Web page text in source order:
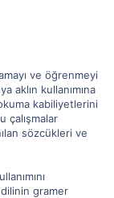
ve öğrenmeyi
aklın kullanımına
kabiliyetlerini
çalışmalar
sözcükleri ve
gramer